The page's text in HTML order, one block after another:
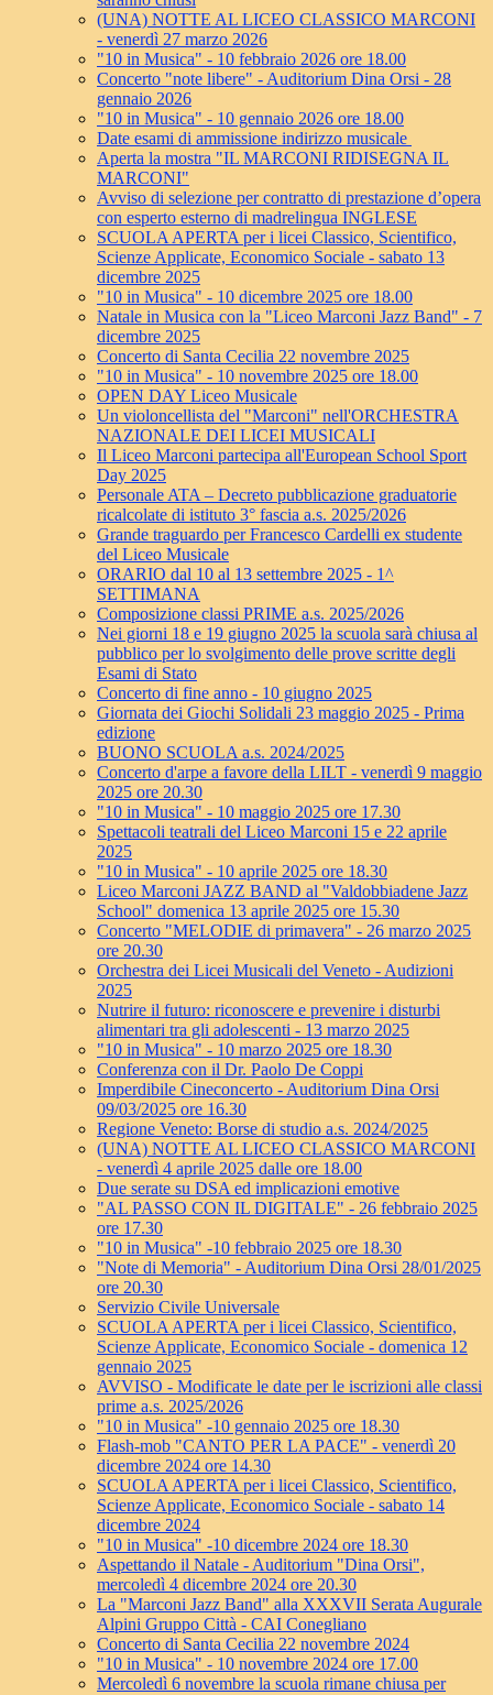
(UNA) NOTTE AL LICEO CLASSICO MARCONI
- venerdì 27 marzo 2026
"10 in Musica" - 10 febbraio 2026 ore 18.00
Concerto "note libere" - Auditorium Dina Orsi - 28
gennaio 2026
"10 in Musica" - 10 gennaio 2026 ore 18.00
Date esami di ammissione indirizzo musicale
Aperta la mostra "IL MARCONI RIDISEGNA IL
MARCONI"
Avviso di selezione per contratto di prestazione d’opera
con esperto esterno di madrelingua INGLESE
SCUOLA APERTA per i licei Classico, Scientifico,
Scienze Applicate, Economico Sociale - sabato 13
dicembre 2025
"10 in Musica" - 10 dicembre 2025 ore 18.00
Natale in Musica con la "Liceo Marconi Jazz Band" - 7
dicembre 2025
Concerto di Santa Cecilia 22 novembre 2025
"10 in Musica" - 10 novembre 2025 ore 18.00
OPEN DAY Liceo Musicale
Un violoncellista del "Marconi" nell'ORCHESTRA
NAZIONALE DEI LICEI MUSICALI
Il Liceo Marconi partecipa all'European School Sport
Day 2025
Personale ATA – Decreto pubblicazione graduatorie
ricalcolate di istituto 3° fascia a.s. 2025/2026
Grande traguardo per Francesco Cardelli ex studente
del Liceo Musicale
ORARIO dal 10 al 13 settembre 2025 - 1^
SETTIMANA
Composizione classi PRIME a.s. 2025/2026
Nei giorni 18 e 19 giugno 2025 la scuola sarà chiusa al
pubblico per lo svolgimento delle prove scritte degli
Esami di Stato
Concerto di fine anno - 10 giugno 2025
Giornata dei Giochi Solidali 23 maggio 2025 - Prima
edizione
BUONO SCUOLA a.s. 2024/2025
Concerto d'arpe a favore della LILT - venerdì 9 maggio
2025 ore 20.30
"10 in Musica" - 10 maggio 2025 ore 17.30
Spettacoli teatrali del Liceo Marconi 15 e 22 aprile
2025
"10 in Musica" - 10 aprile 2025 ore 18.30
Liceo Marconi JAZZ BAND al "Valdobbiadene Jazz
School" domenica 13 aprile 2025 ore 15.30
Concerto "MELODIE di primavera" - 26 marzo 2025
ore 20.30
Orchestra dei Licei Musicali del Veneto - Audizioni
2025
Nutrire il futuro: riconoscere e prevenire i disturbi
alimentari tra gli adolescenti - 13 marzo 2025
"10 in Musica" - 10 marzo 2025 ore 18.30
Conferenza con il Dr. Paolo De Coppi
Imperdibile Cineconcerto - Auditorium Dina Orsi
09/03/2025 ore 16.30
Regione Veneto: Borse di studio a.s. 2024/2025
(UNA) NOTTE AL LICEO CLASSICO MARCONI
- venerdì 4 aprile 2025 dalle ore 18.00
Due serate su DSA ed implicazioni emotive
"AL PASSO CON IL DIGITALE" - 26 febbraio 2025
ore 17.30
"10 in Musica" -10 febbraio 2025 ore 18.30
"Note di Memoria" - Auditorium Dina Orsi 28/01/2025
ore 20.30
Servizio Civile Universale
SCUOLA APERTA per i licei Classico, Scientifico,
Scienze Applicate, Economico Sociale - domenica 12
gennaio 2025
AVVISO - Modificate le date per le iscrizioni alle classi
prime a.s. 2025/2026
"10 in Musica" -10 gennaio 2025 ore 18.30
Flash-mob "CANTO PER LA PACE" - venerdì 20
dicembre 2024 ore 14.30
SCUOLA APERTA per i licei Classico, Scientifico,
Scienze Applicate, Economico Sociale - sabato 14
dicembre 2024
"10 in Musica" -10 dicembre 2024 ore 18.30
Aspettando il Natale - Auditorium "Dina Orsi",
mercoledì 4 dicembre 2024 ore 20.30
La "Marconi Jazz Band" alla XXXVII Serata Augurale
Alpini Gruppo Città - CAI Conegliano
Concerto di Santa Cecilia 22 novembre 2024
"10 in Musica" - 10 novembre 2024 ore 17.00
Mercoledì 6 novembre la scuola rimane chiusa per